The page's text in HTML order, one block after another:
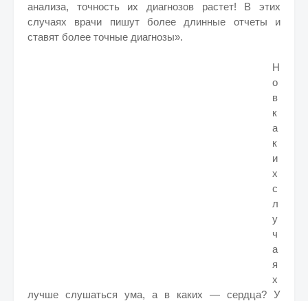
анализа, точность их диагнозов растет! В этих
случаях врачи пишут более длинные отчеты и
ставят более точные диагнозы».
Н
о
в
к
а
к
и
х
с
л
у
ч
а
я
х
лучше слушаться ума, а в каких — сердца? У